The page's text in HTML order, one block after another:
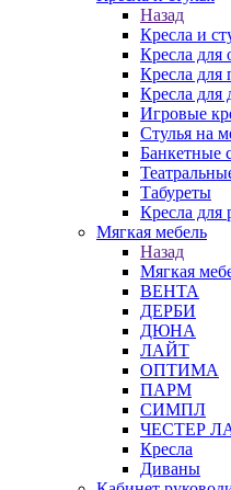
Назад
Кресла и
Кресла для
Кресла для
Кресла для
Игровые
Стулья на
Банкетные
Табуреты
Кресла для
Мягкая мебель
Назад
Мягкая
ВЕНТА
ДЕРБИ
ДЮНА
ЛАЙТ
ОПТИМА
ПАРМ
СИМПЛ
ЧЕСТЕР
Кресла
Диваны